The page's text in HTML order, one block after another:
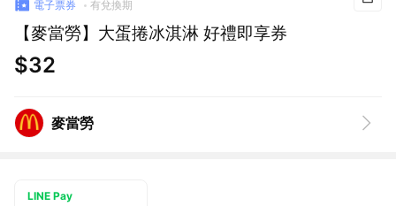
電子票券 有兌換期
【麥當勞】大蛋捲冰淇淋 好禮即享券
$32
麥當勞
LINE Pay